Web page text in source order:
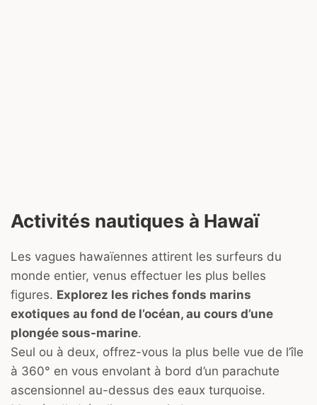
Activités nautiques à Hawaï
Les vagues hawaïennes attirent les surfeurs du
monde entier, venus effectuer les plus belles
figures. Explorez les riches fonds marins
exotiques au fond de l’océan, au cours d’une
plongée sous-marine.
Seul ou à deux, offrez-vous la plus belle vue de l’île
à 360° en vous envolant à bord d’un parachute
ascensionnel au-dessus des eaux turquoise.